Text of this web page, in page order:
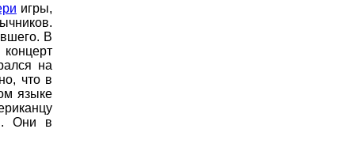
игры,
В
на
что в
языке
Они в